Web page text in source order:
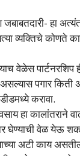
हा
व्यक्तिचे कोणते
वेळेस पार्टनरशिप
पगार किती
करावा.
हा
घेण्याची वेळ येऊ
अटी काय